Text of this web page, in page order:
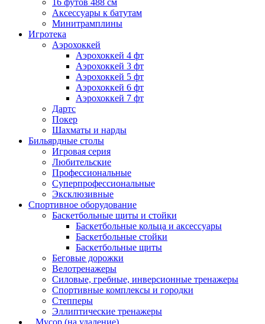
16 футов 488 см
Аксессуары к батутам
Минитрамплины
Игротека
Аэрохоккей
Аэрохоккей 4 фт
Аэрохоккей 3 фт
Аэрохоккей 5 фт
Аэрохоккей 6 фт
Аэрохоккей 7 фт
Дартс
Покер
Шахматы и нарды
Бильярдные столы
Игровая серия
Любительские
Профессиональные
Суперпрофессиональные
Эксклюзивные
Спортивное оборудование
Баскетбольные щиты и стойки
Баскетбольные кольца и аксессуары
Баскетбольные стойки
Баскетбольные щиты
Беговые дорожки
Велотренажеры
Силовые, гребные, инверсионные тренажеры
Спортивные комплексы и городки
Степперы
Эллиптические тренажеры